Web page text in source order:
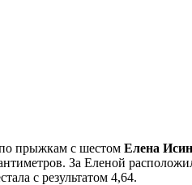
прыжкам с шестом Елена
За Еленой
с результатом 4,64.